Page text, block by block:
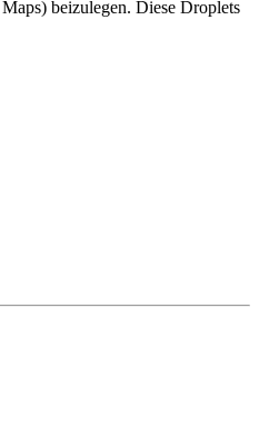
beizulegen. Diese Droplets